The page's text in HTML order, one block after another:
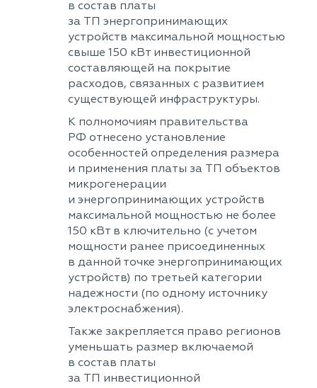
в состав платы
за ТП энергопринимающих
устройств максимальной мощностью
свыше 150 кВт инвестиционной
составляющей на покрытие
расходов, связанных с развитием
существующей инфраструктуры.
К полномочиям правительства
РФ отнесено установление
особенностей определения размера
и применения платы за ТП объектов
микрогенерации
и энергопринимающих устройств
максимальной мощностью не более
150 кВт в ключительно (с учетом
мощности ранее присоединенных
в данной точке энергопринимающих
устройств) по третьей категории
надежности (по одному источнику
электроснабжения).
Также закрепляется право регионов
уменьшать размер включаемой
в состав платы
за ТП инвестиционной